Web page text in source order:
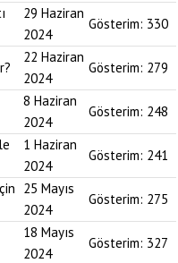
29 Haziran
2024
Gösterim: 330
22 Haziran
2024
Gösterim: 279
8 Haziran
2024
Gösterim: 248
1 Haziran
2024
Gösterim: 241
25 Mayıs
2024
Gösterim: 275
18 Mayıs
2024
Gösterim: 327